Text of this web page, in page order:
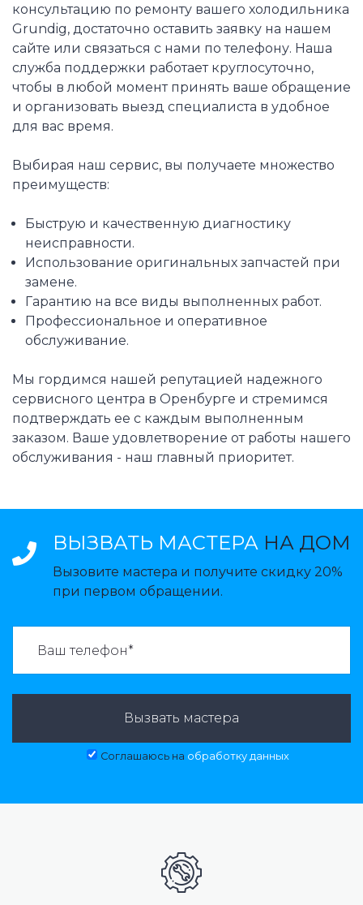
консультацию по ремонту вашего холодильника
Grundig, достаточно оставить заявку на нашем
сайте или связаться с нами по телефону. Наша
служба поддержки работает круглосуточно,
чтобы в любой момент принять ваше обращение
и организовать выезд специалиста в удобное
для вас время.
Выбирая наш сервис, вы получаете множество
преимуществ:
Быструю и качественную диагностику
неисправности.
Использование оригинальных запчастей при
замене.
Гарантию на все виды выполненных работ.
Профессиональное и оперативное
обслуживание.
Мы гордимся нашей репутацией надежного
сервисного центра в Оренбурге и стремимся
подтверждать ее с каждым выполненным
заказом. Ваше удовлетворение от работы нашего
обслуживания - наш главный приоритет.
ВЫЗВАТЬ МАСТЕРА НА ДОМ
Вызовите мастера и получите скидку 20%
при первом обращении.
Вызвать мастера
Соглашаюсь на обработку данных